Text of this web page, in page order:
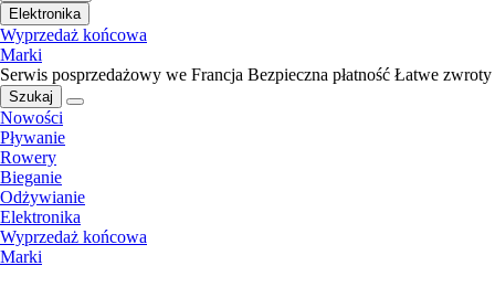
Elektronika
Wyprzedaż końcowa
Marki
Serwis posprzedażowy we Francja Bezpieczna płatność Łatwe zwroty
Szukaj
Nowości
Pływanie
Rowery
Bieganie
Odżywianie
Elektronika
Wyprzedaż końcowa
Marki